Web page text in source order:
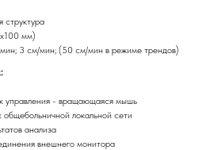
структура
мм)
3 см/мин; (50 см/мин в режиме трендов)
управления - вращающаяся мышь
локальной сети
анализа
внешнего монитора